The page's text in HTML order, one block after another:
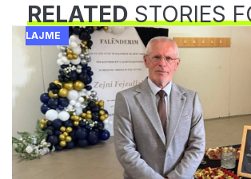
RELATEDSTORIES
LAJME